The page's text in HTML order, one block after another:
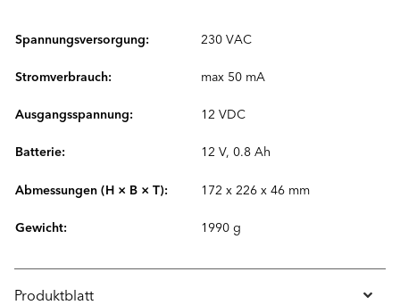
Spannungsversorgung: 230 VAC
Stromverbrauch: max 50 mA
Ausgangsspannung: 12 VDC
Batterie: 12 V, 0.8 Ah
Abmessungen (H × B × T): 172 x 226 x 46 mm
Gewicht: 1990 g
Produktblatt